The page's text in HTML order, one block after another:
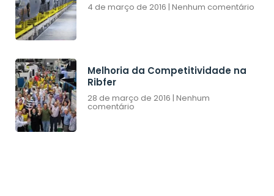
4 de março de 2016 Nenhum comentário
Melhoria da Competitividade na
Ribfer
28 de março de 2016 Nenhum
comentário